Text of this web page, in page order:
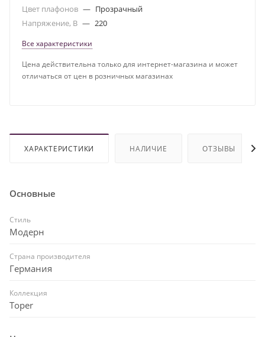
Цвет плафонов — Прозрачный
Напряжение, В — 220
Все характеристики
Цена действительна только для интернет-магазина и может
отличаться от цен в розничных магазинах
ХАРАКТЕРИСТИКИ НАЛИЧИЕ ОТЗЫВЫ
Основные
Стиль
Модерн
Страна производителя
Германия
Коллекция
Toper